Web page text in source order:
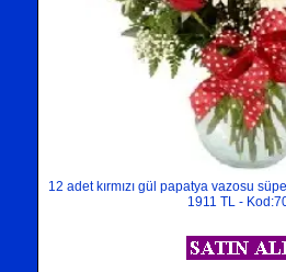
12 adet kırmızı gül papatya vazosu
1911 TL -